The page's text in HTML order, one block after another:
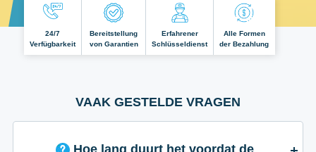
24/7
Verfügbarkeit
Bereitstellung
von Garantien
Erfahrener
Schlüsseldienst
Alle Formen
der Bezahlung
VAAK GESTELDE VRAGEN